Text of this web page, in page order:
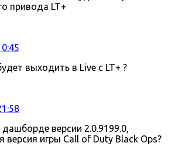
привода LT+
выходить в Live c LT+ ?
версии 2.0.9199.0,
версия игры Call of Duty Black Ops?